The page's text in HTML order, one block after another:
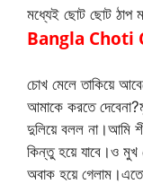
মধ্যেই ছোট ছোট
Bangla Choti
চোখ মেলে তাকিয়ে
আমাকে করতে
দুলিয়ে বলল না।আমি
কিন্তু হয়ে যাবে।ও মুখ
অবাক হয়ে